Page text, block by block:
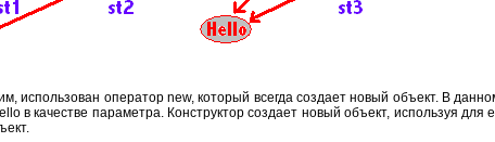
использован оператор new, который всегда создает новый объект. В
в качестве параметра. Конструктор создает новый объект, используя